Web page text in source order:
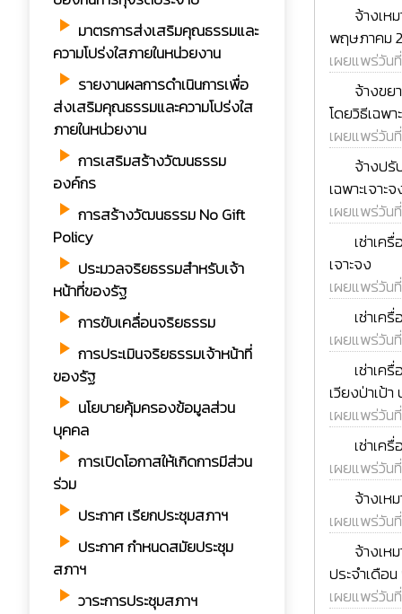
play_arrow มาตรการส่งเสริมคุณธรรมและ
ความโปร่งใสภายในหน่วยงาน
play_arrow รายงานผลการดำเนินการเพื่อ
ส่งเสริมคุณธรรมและความโปร่งใส
ภายในหน่วยงาน
play_arrow การเสริมสร้างวัฒนธรรม
องค์กร
play_arrow การสร้างวัฒนธรรม No Gift
Policy
play_arrow ประมวลจริยธรรมสำหรับเจ้า
หน้าที่ของรัฐ
play_arrow การขับเคลื่อนจริยธรรม
play_arrow การประเมินจริยธรรมเจ้าหน้าที่
ของรัฐ
play_arrow นโยบายคุ้มครองข้อมูลส่วน
บุคคล
play_arrow การเปิดโอกาสให้เกิดการมีส่วน
ร่วม
play_arrow ประกาศ เรียกประชุมสภาฯ
play_arrow ประกาศ กำหนดสมัยประชุม
สภาฯ
play_arrow วาระการประชุมสภาฯ
จ้างเห
พฤษภาคม
เผยแพร่วัน
จ้างขย
โดยวิธีเฉพา
เผยแพร่วัน
จ้างปรั
เฉพาะเจาะ
เผยแพร่วัน
เช่าเค
เจาะจง
เผยแพร่วัน
เช่าเค
เผยแพร่วัน
เช่าเค
เวียงป่าเป้
เผยแพร่วัน
เช่าเค
เผยแพร่วัน
จ้างเห
เผยแพร่วัน
จ้างเห
ประจำเดือ
เผยแพร่วัน